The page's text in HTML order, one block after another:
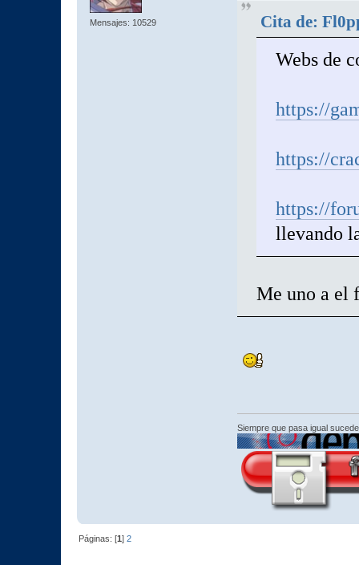
Mensajes: 10529 Cita de:
Webs de
https://
https://
https://
llevando
Me uno a
Siempre que pasa igual
Páginas: [1]2